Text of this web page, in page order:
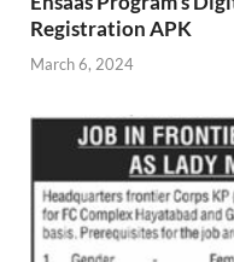
Registration APK
March 6, 2024